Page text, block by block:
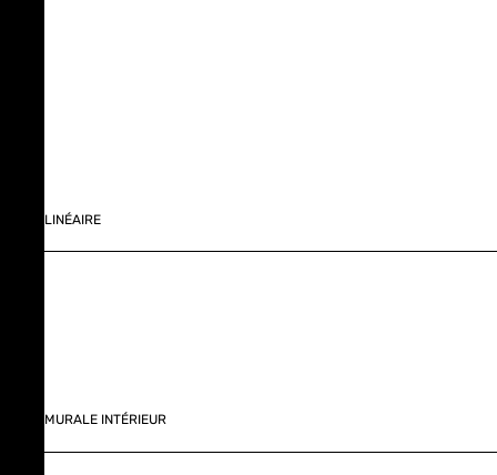
LINÉAIRE
MURALE INTÉRIEUR